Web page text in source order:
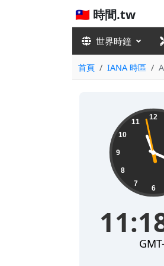
🇹🇼 時間.tw
世界時鐘
首頁 IANA 時區
11:18:58 12
6
7
8
9
10
11